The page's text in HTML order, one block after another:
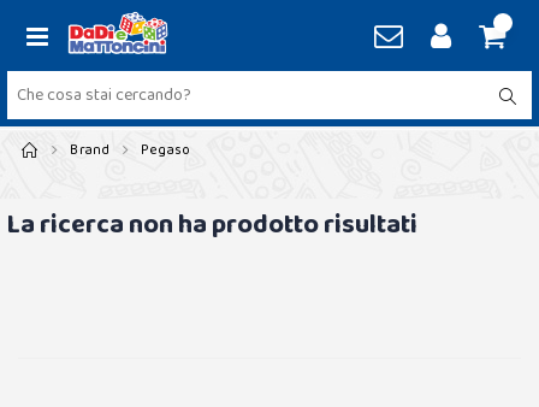
Brand Pegaso
La ricerca non ha prodotto risultati